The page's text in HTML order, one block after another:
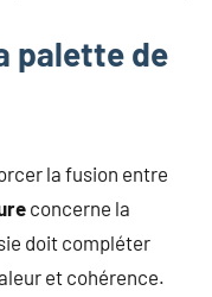
palette de
la fusion entre
concerne la
doit compléter
et cohérence.